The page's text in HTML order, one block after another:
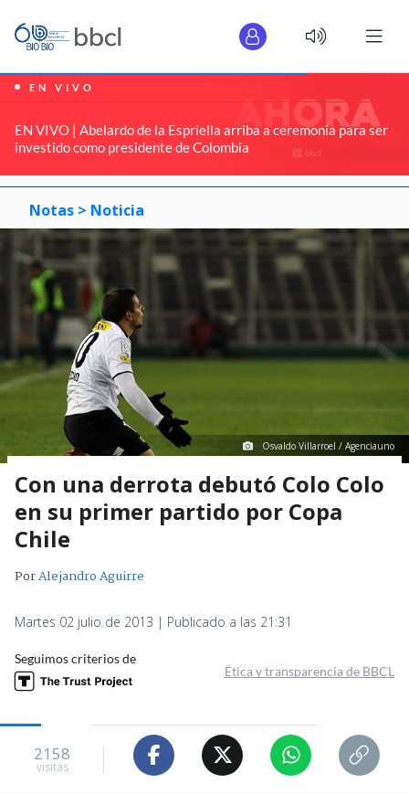
EN VIVO
EN VIVO | Abelardo de la Espriella arriba a ceremonia para ser
investido como presidente de Colombia
Notas > Noticia
Osvaldo Villarroel / Agenciauno
Con una derrota debutó Colo Colo
en su primer partido por Copa
Chile
PorAlejandro Aguirre
Martes 02 julio de 2013 | Publicado a las 21:31
Seguimos criterios de
Ética y transparencia de BBCL
2158
visitas